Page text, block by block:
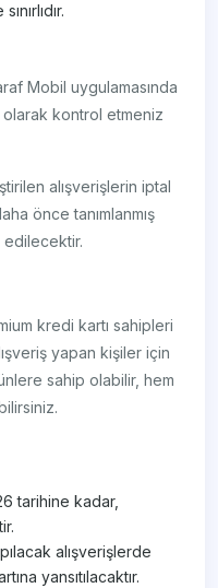
Mobil uygulamasında
kontrol etmeniz
alışverişlerin iptal
önce tanımlanmış
kredi kartı sahipleri
yapan kişiler için
sahip olabilir, hem
tarihine kadar,
alışverişlerde
yansıtılacaktır.